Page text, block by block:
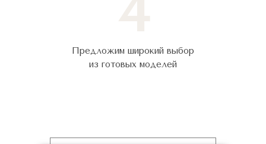
Предложим широкий выбор
из готовых моделей